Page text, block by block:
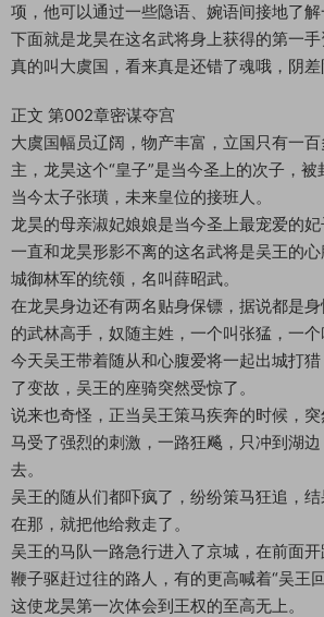
项，他可以通过一些隐语、婉语间接地了解
下面就是龙昊在这名武将身上获得的第一
真的叫大虞国，看来真是还错了魂哦，阴差
正文 第002章密谋夺宫
大虞国幅员辽阔，物产丰富，立国只有一
主，龙昊这个“皇子”是当今圣上的次子，被
当今太子张璜，未来皇位的接班人。
龙昊的母亲淑妃娘娘是当今圣上最宠爱的妃
一直和龙昊形影不离的这名武将是吴王的
城御林军的统领，名叫薛昭武。
在龙昊身边还有两名贴身保镖，据说都是
的武林高手，奴随主姓，一个叫张猛，一个
今天吴王带着随从和心腹爱将一起出城打
了变故，吴王的座骑突然受惊了。
说来也奇怪，正当吴王策马疾奔的时候，
马受了强烈的刺激，一路狂飚，只冲到湖
去。
吴王的随从们都吓疯了，纷纷策马狂追，
在那，就把他给救走了。
吴王的马队一路急行进入了京城，在前面
鞭子驱赶过往的路人，有的更高喊着“吴王
这使龙昊第一次体会到王权的至高无上。